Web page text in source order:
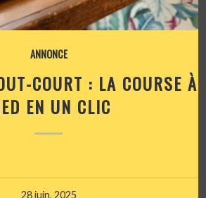
ANNONCE
COURT : LA COURSE À
EN UN CLIC
28 juin, 2025